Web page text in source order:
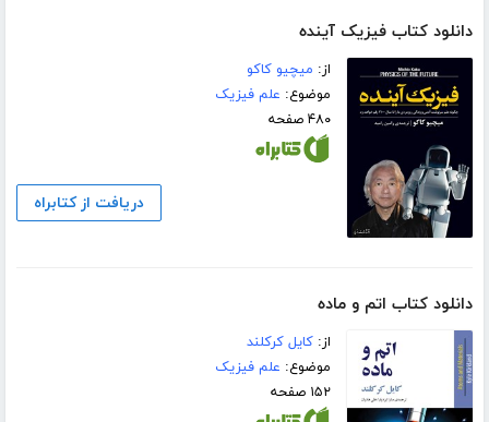
دانلود کتاب فیزیک آینده
از: میچیو کاکو
موضوع: علم فیزیک
۴۸۰ صفحه
دریافت از کتابراه
دانلود کتاب اتم و ماده
از:کایل کرکلند
موضوع: علم فیزیک
۱۵۲ صفحه